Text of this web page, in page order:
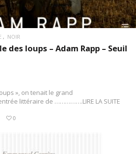
NOIR
des loups – Adam Rapp – Seuil
», on tenait le grand
littéraire de …………….LIRE LA SUITE
0